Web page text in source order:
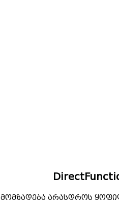
მომზადება არასდროს